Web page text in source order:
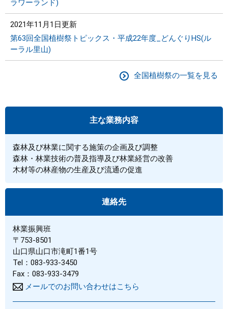
ラワーランド)
2021年11月1日更新
第63回全国植樹祭トピックス・平成22年度_どんぐりHS(ル
ーラル里山)
全国植樹祭の一覧を見る
主な業務内容
森林及び林業に関する施策の企画及び調整
森林・林業技術の普及指導及び林業経営の改善
木材等の林産物の生産及び流通の促進
連絡先
林業振興班
〒753-8501
山口県山口市滝町1番1号
Tel：083-933-3450
Fax：083-933-3479
メールでのお問い合わせはこちら